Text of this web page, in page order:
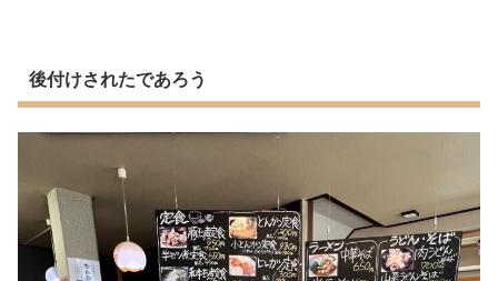
後付けされたであろう